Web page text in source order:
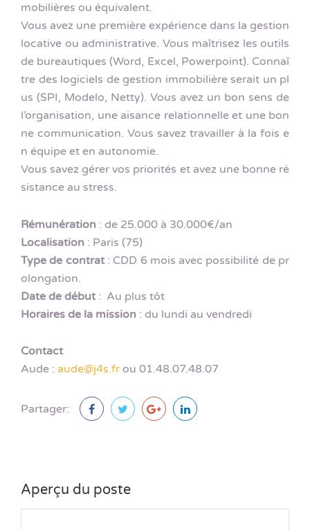
mobilières ou équivalent.
Vous avez une première expérience dans la gestion
locative ou administrative. Vous maîtrisez les outils
de bureautiques (Word, Excel, Powerpoint). Connaî
tre des logiciels de gestion immobilière serait un pl
us (SPI, Modelo, Netty). Vous avez un bon sens de
l’organisation, une aisance relationnelle et une bon
ne communication. Vous savez travailler à la fois e
n équipe et en autonomie.
Vous savez gérer vos priorités et avez une bonne ré
sistance au stress.
Rémunération : de 25.000 à 30.000€/an
Localisation : Paris (75)
Type de contrat: CDD 6 mois avec possibilité de pr
olongation.
Date de début: Au plus tôt
Horaires de la mission : du lundi au vendredi
Contact
Aude : aude@j4s.fr ou 01.48.07.48.07
Partager:
Aperçu du poste